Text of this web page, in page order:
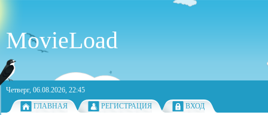
MovieLoad
Четверг, 06.08.2026, 22:45
ГЛАВНАЯ
РЕГИСТРАЦИЯ ВХОД